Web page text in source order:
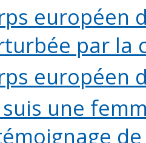
européen
par la
européen
suis une
de